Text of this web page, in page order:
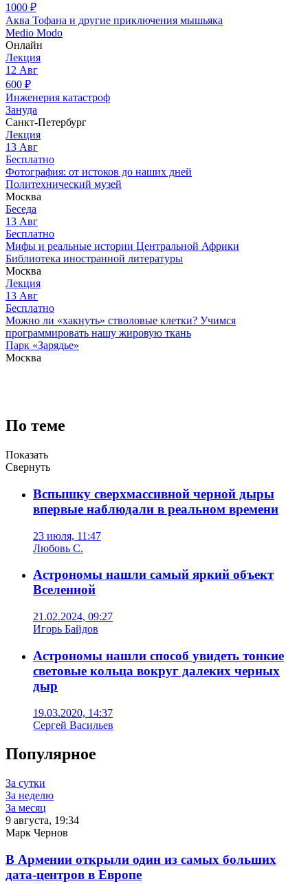
1000 ₽
Аква Тофана и другие приключения мышьяка
Medio Modo
Онлайн
Лекция
12 Авг
600 ₽
Инженерия катастроф
Зануда
Санкт-Петербург
Лекция
13 Авг
Бесплатно
Фотография: от истоков до наших дней
Политехнический музей
Москва
Беседа
13 Авг
Бесплатно
Мифы и реальные истории Центральной Африки
Библиотека иностранной литературы
Москва
Лекция
13 Авг
Бесплатно
Можно ли «хакнуть» стволовые клетки? Учимся
программировать нашу жировую ткань
Парк «Зарядье»
Москва
По теме
Показать
Свернуть
Вспышку сверхмассивной черной дыры
впервые наблюдали в реальном времени
23 июля, 11:47
Любовь С.
Астрономы нашли самый яркий объект
Вселенной
21.02.2024, 09:27
Игорь Байдов
Астрономы нашли способ увидеть тонкие
световые кольца вокруг далеких черных
дыр
19.03.2020, 14:37
Сергей Васильев
Популярное
За сутки
За неделю
За месяц
9 августа, 19:34
Марк Чернов
В Армении открыли один из самых больших
дата-центров в Европе